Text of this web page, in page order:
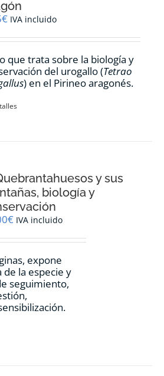
€ IVA incluido
que trata sobre la biología y
del urogallo (Tetrao
) en el Pirineo aragonés.
y sus
biología y
€ IVA incluido
expone
de la especie y
seguimiento,